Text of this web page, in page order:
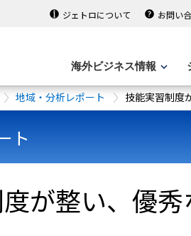
ジェトロについて お問い
海外ビジネス情報
地域・分析レポート 技能実習制度
ト
が整い、優